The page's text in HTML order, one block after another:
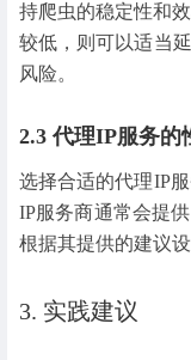
持爬虫的稳定性和
较低，则可以适当
风险。
2.3 代理IP服务的
选择合适的代理IP
IP服务商通常会提
根据其提供的建议设
3. 实践建议